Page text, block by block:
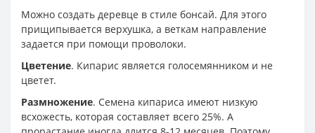
Можно создать деревце в стиле бонсай. Для этого
прищипывается верхушка, а веткам направление
задается при помощи проволоки.
Цветение. Кипарис является голосемянником и не
цветет.
Размножение. Семена кипариса имеют низкую
всхожесть, которая составляет всего 25%. А